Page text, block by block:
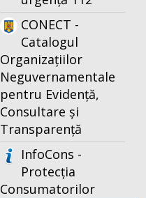
CONECT -
Catalogul
Organizațiilor
Neguvernamentale
pentru Evidență,
Consultare și
Transparență
InfoCons -
Protecția
Consumatorilor